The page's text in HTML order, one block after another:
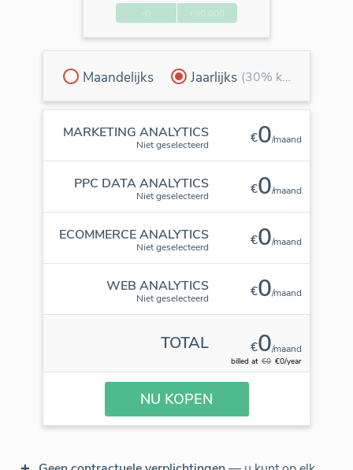
Maandelijks Jaarlijks (30% korting)
MARKETING ANALYTICS
Niet geselecteerd €0/maand
PPC DATA ANALYTICS
Niet geselecteerd €0/maand
ECOMMERCE ANALYTICS
Niet geselecteerd €0/maand
WEB ANALYTICS
Niet geselecteerd €0/maand
TOTAL €0/maand
billed at €0 €0/year
NU KOPEN